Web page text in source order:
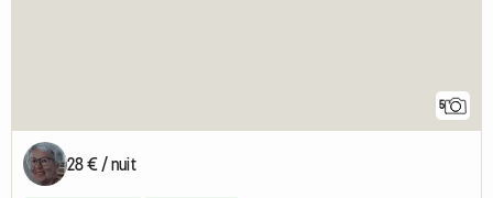
5
28 € / nuit